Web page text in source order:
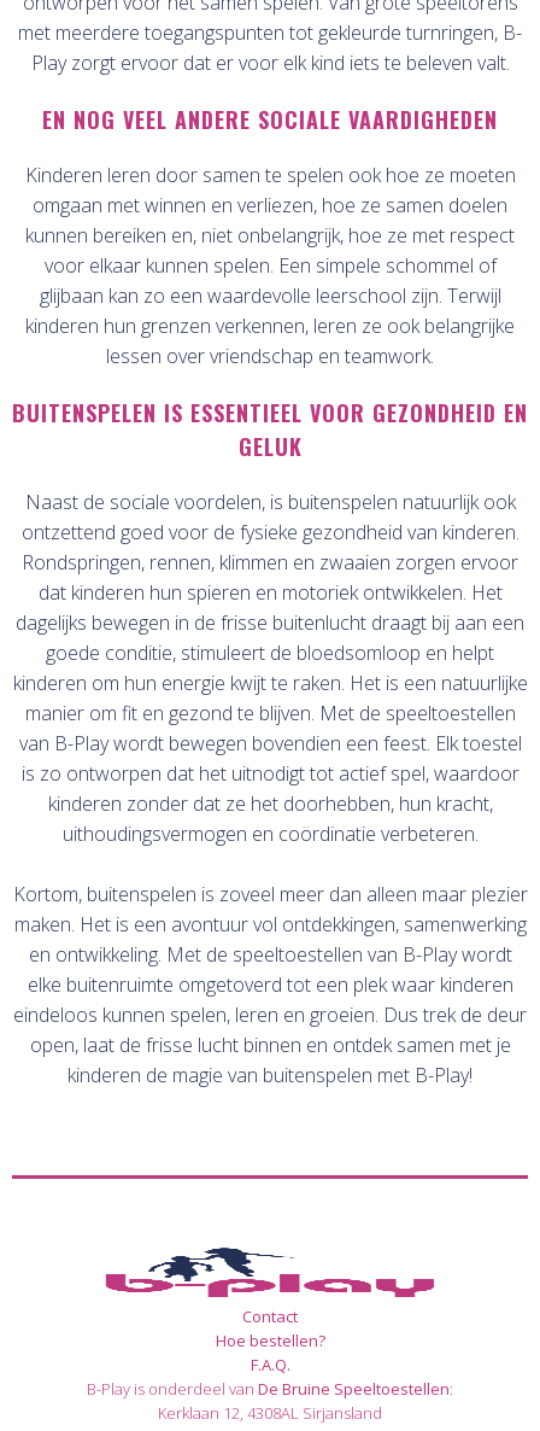
met meerdere toegangspunten tot gekleurde turnringen, B-
Play zorgt ervoor dat er voor elk kind iets te beleven valt.
EN NOG VEEL ANDERE SOCIALE VAARDIGHEDEN
Kinderen leren door samen te spelen ook hoe ze moeten
omgaan met winnen en verliezen, hoe ze samen doelen
kunnen bereiken en, niet onbelangrijk, hoe ze met respect
voor elkaar kunnen spelen. Een simpele schommel of
glijbaan kan zo een waardevolle leerschool zijn. Terwijl
kinderen hun grenzen verkennen, leren ze ook belangrijke
lessen over vriendschap en teamwork.
BUITENSPELEN IS ESSENTIEEL VOOR GEZONDHEID EN
GELUK
Naast de sociale voordelen, is buitenspelen natuurlijk ook
ontzettend goed voor de fysieke gezondheid van kinderen.
Rondspringen, rennen, klimmen en zwaaien zorgen ervoor
dat kinderen hun spieren en motoriek ontwikkelen. Het
dagelijks bewegen in de frisse buitenlucht draagt bij aan een
goede conditie, stimuleert de bloedsomloop en helpt
kinderen om hun energie kwijt te raken. Het is een natuurlijke
manier om fit en gezond te blijven. Met de speeltoestellen
van B-Play wordt bewegen bovendien een feest. Elk toestel
is zo ontworpen dat het uitnodigt tot actief spel, waardoor
kinderen zonder dat ze het doorhebben, hun kracht,
uithoudingsvermogen en coördinatie verbeteren.
Kortom, buitenspelen is zoveel meer dan alleen maar plezier
maken. Het is een avontuur vol ontdekkingen, samenwerking
en ontwikkeling. Met de speeltoestellen van B-Play wordt
elke buitenruimte omgetoverd tot een plek waar kinderen
eindeloos kunnen spelen, leren en groeien. Dus trek de deur
open, laat de frisse lucht binnen en ontdek samen met je
kinderen de magie van buitenspelen met B-Play!
Contact
Hoe bestellen?
F.A.Q.
B-Play is onderdeel van De Bruine Speeltoestellen:
Kerklaan 12, 4308AL Sirjansland